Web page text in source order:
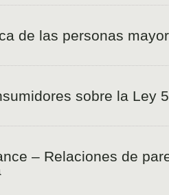
de las personas
sobre la Ley
– Relaciones de